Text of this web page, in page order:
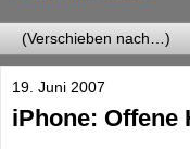
19. Juni 2007
iPhone: Offene